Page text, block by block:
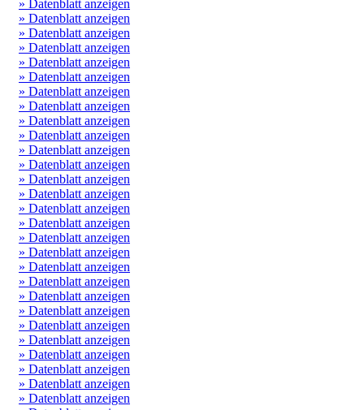
» Datenblatt anzeigen
» Datenblatt anzeigen
» Datenblatt anzeigen
» Datenblatt anzeigen
» Datenblatt anzeigen
» Datenblatt anzeigen
» Datenblatt anzeigen
» Datenblatt anzeigen
» Datenblatt anzeigen
» Datenblatt anzeigen
» Datenblatt anzeigen
» Datenblatt anzeigen
» Datenblatt anzeigen
» Datenblatt anzeigen
» Datenblatt anzeigen
» Datenblatt anzeigen
» Datenblatt anzeigen
» Datenblatt anzeigen
» Datenblatt anzeigen
» Datenblatt anzeigen
» Datenblatt anzeigen
» Datenblatt anzeigen
» Datenblatt anzeigen
» Datenblatt anzeigen
» Datenblatt anzeigen
» Datenblatt anzeigen
» Datenblatt anzeigen
» Datenblatt anzeigen